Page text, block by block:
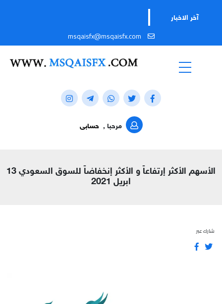
آخر الاخبار
msqaisfx@msqaisfx.com
مرحبا , حسابى
الأسهم الأكثر إرتفاعاً و الأكثر إنخفاضاً للسوق السعودي 13
ابريل 2021
شارك عبر